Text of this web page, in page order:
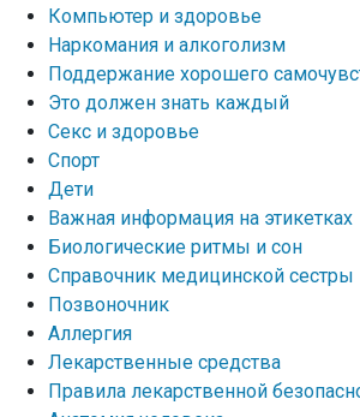
Компьютер и здоровье
Наркомания и алкоголизм
Поддержание хорошего
Это должен знать каждый
Секс и здоровье
Спорт
Дети
Важная информация на этикетках
Биологические ритмы и сон
Справочник медицинской сестры
Позвоночник
Аллергия
Лекарственные средства
Правила лекарственной